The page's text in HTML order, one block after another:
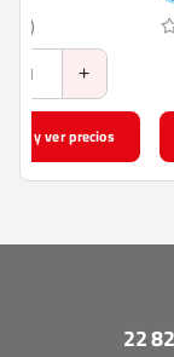
Iniciar sesión y
22